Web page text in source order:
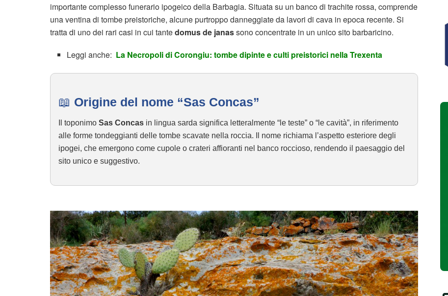
importante complesso funerario ipogeico della Barbagia. Situata su un banco di trachite rossa, comprende
una ventina di tombe preistoriche, alcune purtroppo danneggiate da lavori di cava in epoca recente. Si
tratta di uno dei rari casi in cui tantedomus de janassono concentrate in un unico sito barbaricino.
Leggi anche: La Necropoli di Corongiu: tombe dipinte e culti preistorici nella Trexenta
📖 Origine del nome “Sas Concas”
Il toponimo Sas Concas in lingua sarda significa letteralmente “le teste” o “le cavità”, in riferimento
alle forme tondeggianti delle tombe scavate nella roccia. Il nome richiama l’aspetto esteriore degli
ipogei, che emergono come cupole o crateri affioranti nel banco roccioso, rendendo il paesaggio del
sito unico e suggestivo.